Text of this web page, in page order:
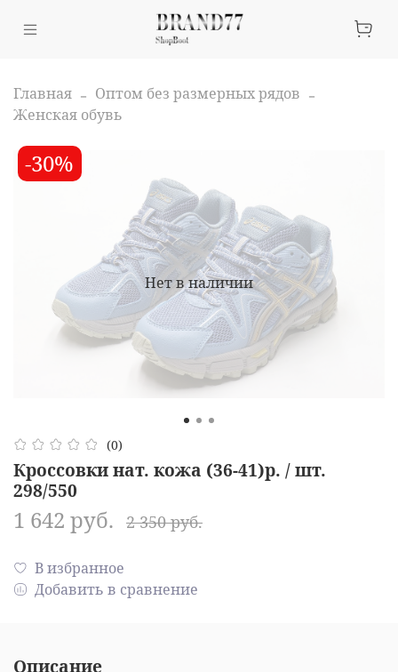
Главная
Оптом без размерных рядов
Женская обувь
Нет в наличии
-30%
(0)
Кроссовки нат. кожа (36-41)р. / шт.
298/550
1 642 руб. 2 350 руб.
В избранное
Добавить в сравнение
Описание